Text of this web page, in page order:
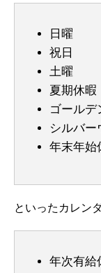
日曜
祝日
土曜
夏期休暇
ゴールデ
シルバー
年末年始
といったカレン
年次有給